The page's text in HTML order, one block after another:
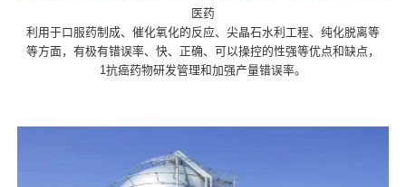
医药
利用于口服药制成、催化氧化的反应、尖晶石水利工程、纯化脱离等
等方面，有极有错误率、快、正确、可以操控的性强等优点和缺点，
1抗癌药物研发管理和加强产量错误率。